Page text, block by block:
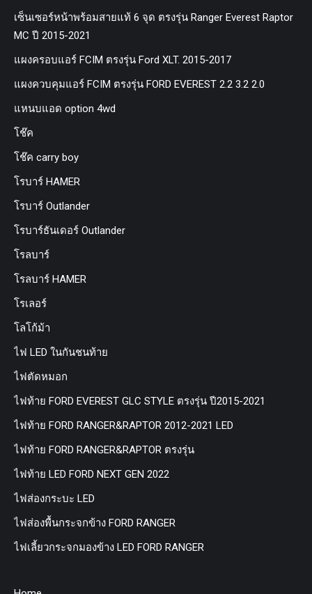
เซ็นเซอร์หน้าพร้อมสายแท้ 6 จุด ตรงรุ่น Ranger Everest Raptor
MC ปี 2015-2021
แผงครอบแอร์ FCIM ตรงรุ่น Ford XLT. 2015-2017
แผงควบคุมแอร์ FCIM ตรงรุ่น FORD EVEREST 2.2 3.2 2.0
แหนบแอด option 4wd
โช๊ค
โช๊ค carry boy
โรบาร์ HAMER
โรบาร์ Outlander
โรบาร์ธันเดอร์ Outlander
โรลบาร์
โรลบาร์ HAMER
โรเลอร์
โลโก้ม้า
ไฟ LED ในกันชนท้าย
ไฟตัดหมอก
ไฟท้าย FORD EVEREST GLC STYLE ตรงรุ่น ปี2015-2021
ไฟท้าย FORD RANGER&RAPTOR 2012-2021 LED
ไฟท้าย FORD RANGER&RAPTOR ตรงรุ่น
ไฟท้าย LED FORD NEXT GEN 2022
ไฟส่องกระบะ LED
ไฟส่องพื้นกระจกข้าง FORD RANGER
ไฟเลี้ยวกระจกมองข้าง LED FORD RANGER